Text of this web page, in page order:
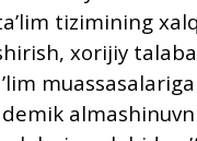
tizimining
xorijiy